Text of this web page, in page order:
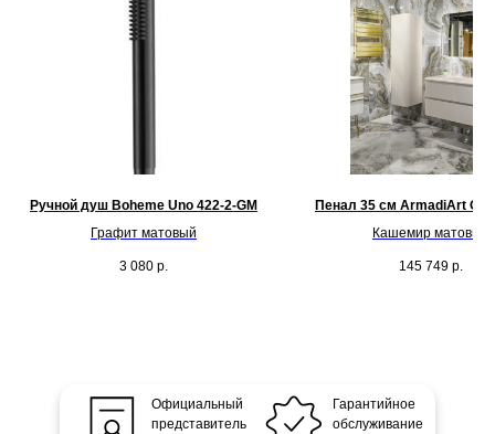
Ручной душ Boheme Uno 422-2-GM
Графит матовый
3 080 р.
Пенал 35 см ArmadiArt
Кашемир матовый
145 749 р.
Официальный
представитель
Гарантийное
обслуживание